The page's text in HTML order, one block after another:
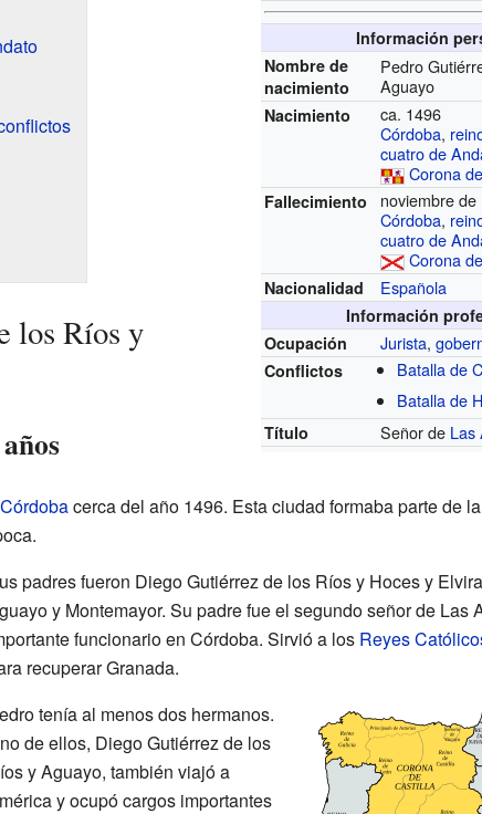
Información
Nombre de
nacimiento
Pedro
Aguayo
Nacimiento
ca. 1496
Córdoba,
cuatro de
Corona
Fallecimiento
noviembre de
Córdoba,
cuatro de
Corona
Nacionalidad Española
Información
Ocupación
Jurista,
Conflictos Batalla de
Batalla de
Título Señor de Las
los Ríos y
Córdobacerca del año 1496. Esta ciudad formaba parte de la
padres fueron Diego Gutiérrez de los Ríos y Hoces y
y Montemayor. Su padre fue el segundo señor de Las
funcionario en Córdoba. Sirvió a los Reyes
recuperar Granada.
tenía al menos dos hermanos.
de ellos, Diego Gutiérrez de los
y Aguayo, también viajó a
y ocupó cargos importantes